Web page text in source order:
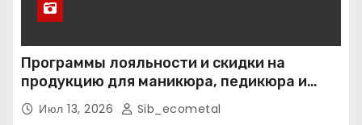
Программы лояльности и скидки на
продукцию для маникюра, педикюра и
наращивания ресниц
Июл 13, 2026 Sib_ecometal